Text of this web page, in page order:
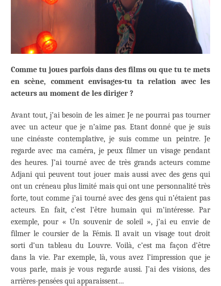
Comme tu joues parfois dans des films ou que tu te mets
en scène, comment envisages-tu ta relation avec les
acteurs au moment de les diriger ?
Avant tout, j’ai besoin de les aimer. Je ne pourrai pas tourner
avec un acteur que je n’aime pas. Etant donné que je suis
une cinéaste contemplative, je suis comme un peintre. Je
regarde avec ma caméra, je peux filmer un visage pendant
des heures. J’ai tourné avec de très grands acteurs comme
Adjani qui peuvent tout jouer mais aussi avec des gens qui
ont un créneau plus limité mais qui ont une personnalité très
forte, tout comme j’ai tourné avec des gens qui n’étaient pas
acteurs. En fait, c’est l’être humain qui m’intéresse. Par
exemple, pour « Un souvenir de soleil », j’ai eu envie de
filmer le coursier de la Fémis. Il avait un visage tout droit
sorti d’un tableau du Louvre. Voilà, c’est ma façon d’être
dans la vie. Par exemple, là, vous avez l’impression que je
vous parle, mais je vous regarde aussi. J’ai des visions, des
arrières-pensées qui apparaissent…